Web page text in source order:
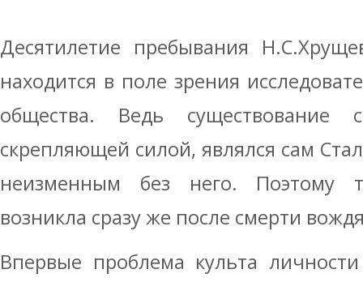
Десятилетие пребывания
находится в поле зрения
общества. Ведь существование
скрепляющей силой, являлся сам
неизменным без него. Поэтому
возникла сразу же после смерти
Впервые проблема культа